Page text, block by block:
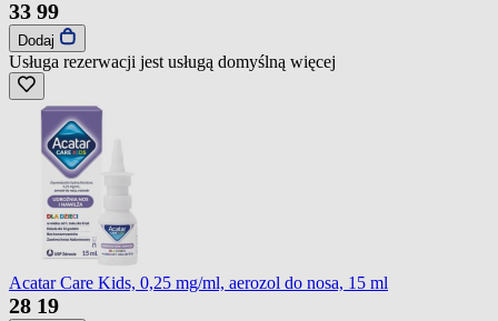
33 99
Dodaj
Usługa rezerwacji jest usługą domyślną więcej
Acatar Care Kids, 0,25 mg/ml, aerozol do nosa, 15 ml
28 19